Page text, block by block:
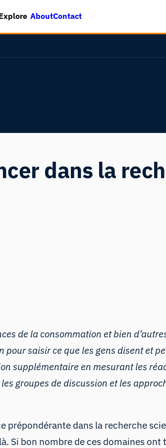
AboutContact
dans la
de la consommation et bien
saisir ce que les gens disent et
supplémentaire en mesurant les
groupes de discussion et les
dans la recherche
Si bon nombre de ces domaines